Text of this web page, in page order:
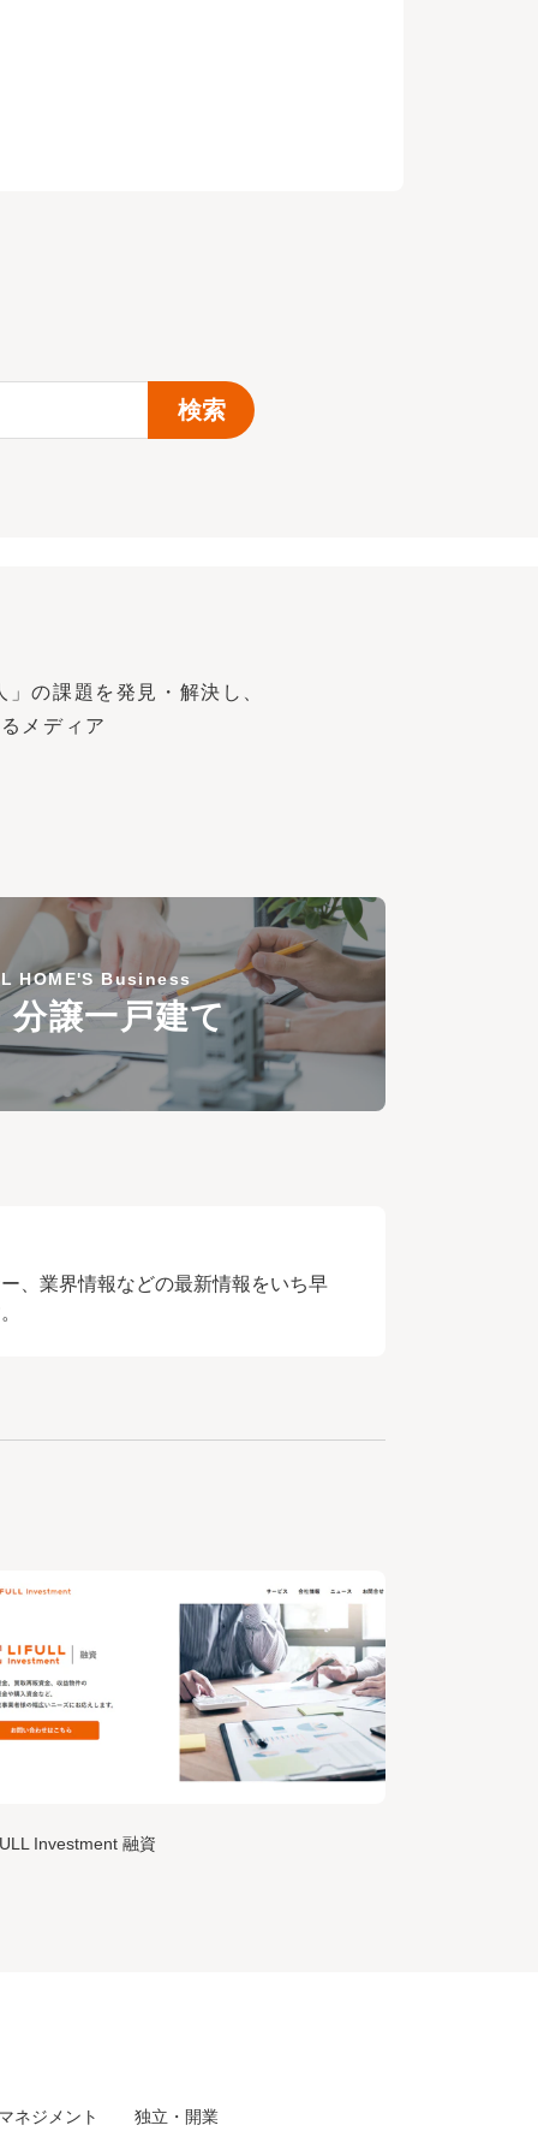
の課題を発見・解決し、
メディア
HOME'S Business
分譲一戸建て
、業界情報などの最新情報をいち早
Investment 融資
ネジメント 独立・開業